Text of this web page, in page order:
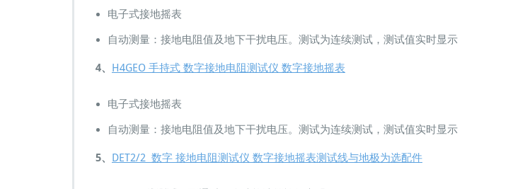
接
极
电子式接地摇表
自动测量：接地电阻值及地下干扰电压。测试为连续测试，测试值实时显示
4、 H4GEO 手持式 数字接地电阻测试仪 数字接地摇表
电子式接地摇表
自动测量：接地电阻值及地下干扰电压。测试为连续测试，测试值实时显示
5、 DET2/2 数字 接地电阻测试仪 数字接地摇表测试线与地极为选配件